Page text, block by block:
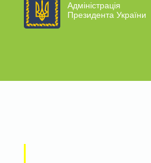
Адміністрація
Президента України